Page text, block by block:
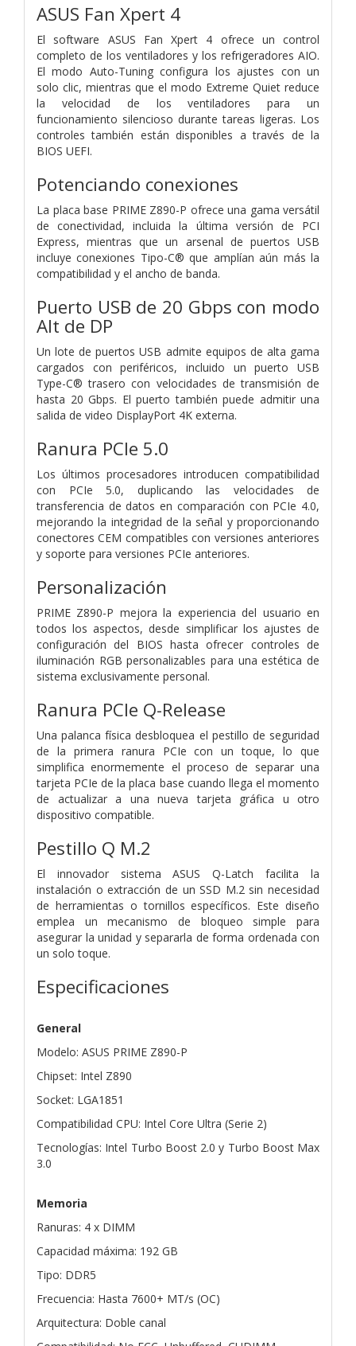
ASUS Fan Xpert 4
El software ASUS Fan Xpert 4 ofrece un control
completo de los ventiladores y los refrigeradores AIO.
El modo Auto-Tuning configura los ajustes con un
solo clic, mientras que el modo Extreme Quiet reduce
la velocidad de los ventiladores para un
funcionamiento silencioso durante tareas ligeras. Los
controles también están disponibles a través de la
BIOS UEFI.
Potenciando conexiones
La placa base PRIME Z890-P ofrece una gama versátil
de conectividad, incluida la última versión de PCI
Express, mientras que un arsenal de puertos USB
incluye conexiones Tipo-C® que amplían aún más la
compatibilidad y el ancho de banda.
Puerto USB de 20 Gbps con modo
Alt de DP
Un lote de puertos USB admite equipos de alta gama
cargados con periféricos, incluido un puerto USB
Type-C® trasero con velocidades de transmisión de
hasta 20 Gbps. El puerto también puede admitir una
salida de video DisplayPort 4K externa.
Ranura PCIe 5.0
Los últimos procesadores introducen compatibilidad
con PCIe 5.0, duplicando las velocidades de
transferencia de datos en comparación con PCIe 4.0,
mejorando la integridad de la señal y proporcionando
conectores CEM compatibles con versiones anteriores
y soporte para versiones PCIe anteriores.
Personalización
PRIME Z890-P mejora la experiencia del usuario en
todos los aspectos, desde simplificar los ajustes de
configuración del BIOS hasta ofrecer controles de
iluminación RGB personalizables para una estética de
sistema exclusivamente personal.
Ranura PCIe Q-Release
Una palanca física desbloquea el pestillo de seguridad
de la primera ranura PCIe con un toque, lo que
simplifica enormemente el proceso de separar una
tarjeta PCIe de la placa base cuando llega el momento
de actualizar a una nueva tarjeta gráfica u otro
dispositivo compatible.
Pestillo Q M.2
El innovador sistema ASUS Q-Latch facilita la
instalación o extracción de un SSD M.2 sin necesidad
de herramientas o tornillos específicos. Este diseño
emplea un mecanismo de bloqueo simple para
asegurar la unidad y separarla de forma ordenada con
un solo toque.
Especificaciones
General
Modelo: ASUS PRIME Z890-P
Chipset: Intel Z890
Socket: LGA1851
Compatibilidad CPU: Intel Core Ultra (Serie 2)
Tecnologías: Intel Turbo Boost 2.0 y Turbo Boost Max
3.0
Memoria
Ranuras: 4 x DIMM
Capacidad máxima: 192 GB
Tipo: DDR5
Frecuencia: Hasta 7600+ MT/s (OC)
Arquitectura: Doble canal